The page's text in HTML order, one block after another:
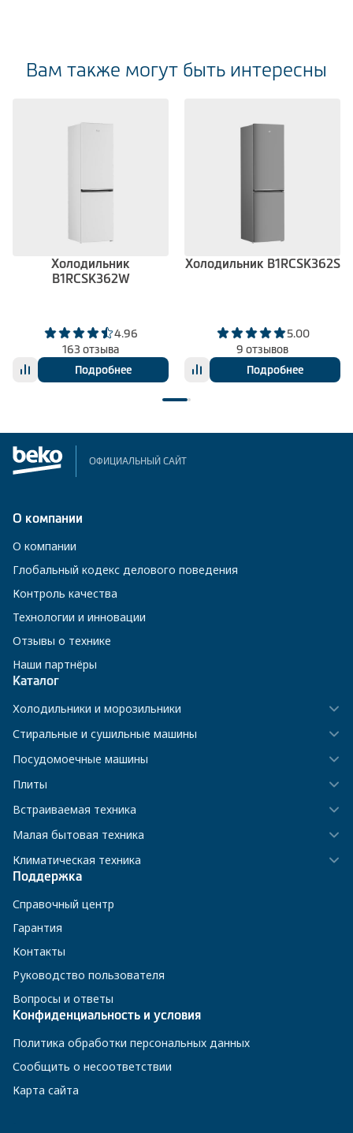
Вам также могут быть интересны
Холодильник
B1RCSK362W
4.96
163 отзыва
Подробнее
Холодильник B1RCSK362S
5.00
9 отзывов
Подробнее
ОФИЦИАЛЬНЫЙ САЙТ
О компании
О компании
Глобальный кодекс делового поведения
Контроль качества
Технологии и инновации
Отзывы о технике
Наши партнёры
Каталог
Холодильники и морозильники
Стиральные и сушильные машины
Посудомоечные машины
Плиты
Встраиваемая техника
Малая бытовая техника
Климатическая техника
Поддержка
Справочный центр
Гарантия
Контакты
Руководство пользователя
Вопросы и ответы
Конфиденциальность и условия
Политика обработки персональных данных
Сообщить о несоответствии
Карта сайта